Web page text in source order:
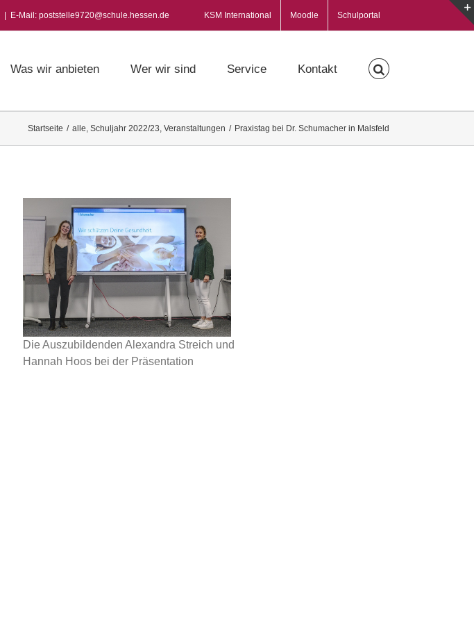
E-Mail: poststelle9720@schule.hessen.de KSM International Moodle Schulportal
Was wir anbieten Wer wir sind Service Kontakt
Startseite / alle, Schuljahr 2022/23, Veranstaltungen / Praxistag bei Dr. Schumacher in Malsfeld
Die Auszubildenden Alexandra Streich und
Hannah Hoos bei der Präsentation